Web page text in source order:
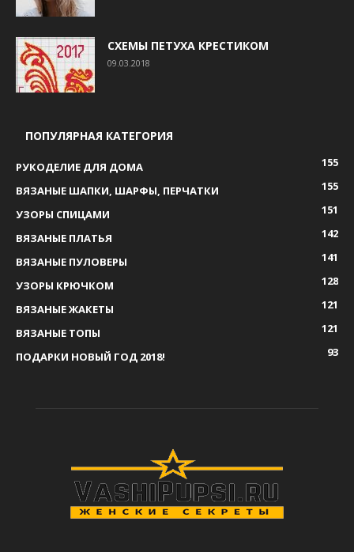
СХЕМЫ ПЕТУХА КРЕСТИКОМ
09.03.2018
ПОПУЛЯРНАЯ КАТЕГОРИЯ
РУКОДЕЛИЕ ДЛЯ ДОМА
155
ВЯЗАНЫЕ ШАПКИ, ШАРФЫ, ПЕРЧАТКИ
155
УЗОРЫ СПИЦАМИ
151
ВЯЗАНЫЕ ПЛАТЬЯ
142
ВЯЗАНЫЕ ПУЛОВЕРЫ
141
УЗОРЫ КРЮЧКОМ
128
ВЯЗАНЫЕ ЖАКЕТЫ
121
ВЯЗАНЫЕ ТОПЫ
121
ПОДАРКИ НОВЫЙ ГОД 2018!
93